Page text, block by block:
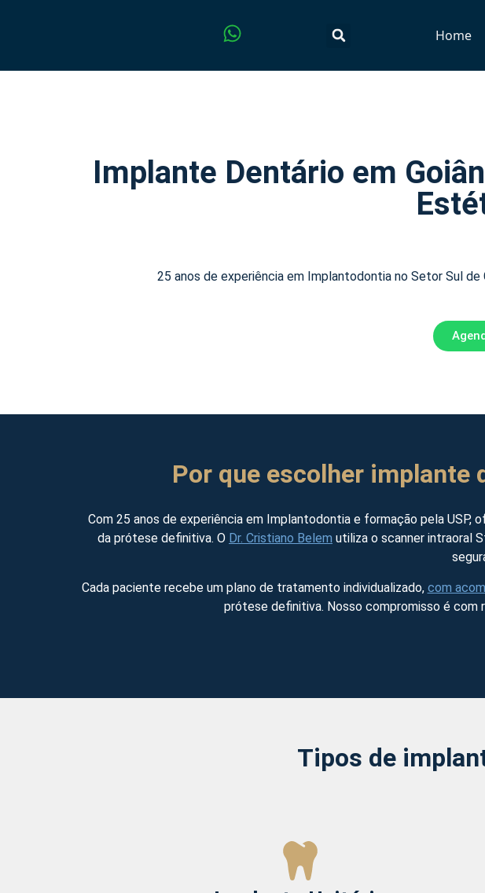
Home
Implante Dentário em
25 anos de experiência em Implantodontia no Setor Sul
Por que escolher implante
Com 25 anos de experiência em Implantodontia e formação pela
da prótese definitiva. O Dr. Cristiano Belem utiliza o scanner intraoral
Cada paciente recebe um plano de tratamento individualizado, com
prótese definitiva. Nosso compromisso é com
Tipos de